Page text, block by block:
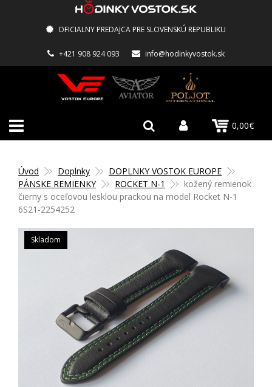
OFICIALNY PREDAJCA PRE SLOVENSKÚ REPUBLIKU
+421 908 924 093 info@hodinkyvostok.sk
0,00€
Úvod Doplnky
DOPLNKY VOSTOK EUROPE
PÁNSKE REMIENKY
ROCKET N-1
kožený remienok
čierny s oceľovou lesklou prackou na model Rocket N-1
6S21-2254252
Skladom